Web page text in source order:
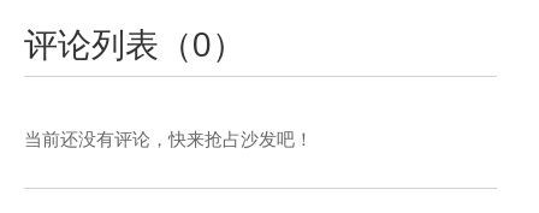
评论列表（0）
当前还没有评论，快来抢占沙发吧！